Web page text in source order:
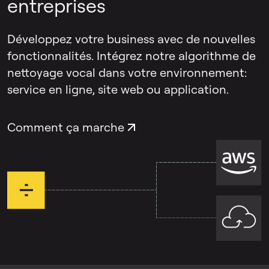
se concentre spécifiquement sur l'écho de
la pièce et la réverbération qui affectent la
voix elle-même. Pour les enregistrements
présentant les deux problèmes, vous
entreprises
Développez votre business avec de nouvelles
fonctionnalités. Intégrez notre algorithme de
nettoyage vocal dans votre environnement:
service en ligne, site web ou application.
Comment ça marche